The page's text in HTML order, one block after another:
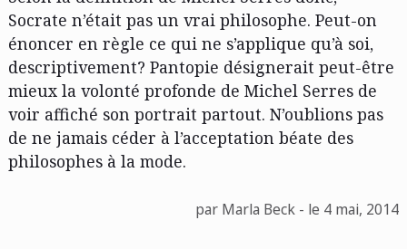
Socrate n’était pas un vrai philosophe. Peut-on
énoncer en règle ce qui ne s’applique qu’à soi,
descriptivement? Pantopie désignerait peut-être
mieux la volonté profonde de Michel Serres de
voir affiché son portrait partout. N’oublions pas
de ne jamais céder à l’acceptation béate des
philosophes à la mode.
par Marla Beck - le 4 mai, 2014